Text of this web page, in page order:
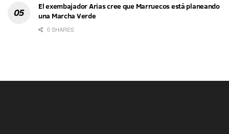
El exembajador Arias cree que Marruecos está planeando
una Marcha Verde
0 SHARES